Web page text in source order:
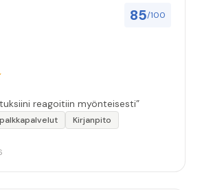
85/100
reagoitiin myönteisesti”
Kirjanpito